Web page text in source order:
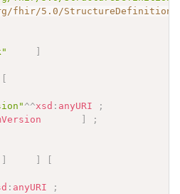
fhir/5.0/StructureDefinition/
^^xsd : anyURI
;
;
: anyURI
;